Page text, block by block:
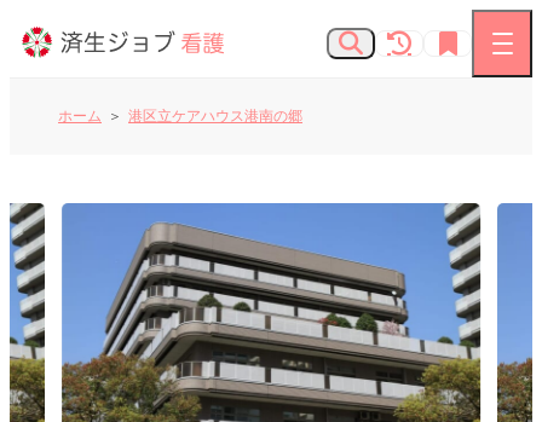
お知らせ
よくあるご質問
済生会Webサイト
ホーム 港区立ケアハウス港南の郷